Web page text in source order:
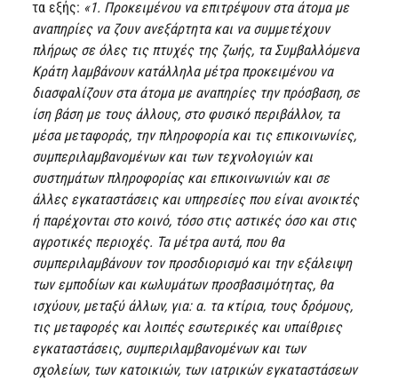
τα εξής: «1. Προκειμένου να επιτρέψουν στα άτομα με
αναπηρίες να ζουν ανεξάρτητα και να συμμετέχουν
πλήρως σε όλες τις πτυχές της ζωής, τα Συμβαλλόμενα
Κράτη λαμβάνουν κατάλληλα μέτρα προκειμένου να
διασφαλίζουν στα άτομα με αναπηρίες την πρόσβαση, σε
ίση βάση με τους άλλους, στο φυσικό περιβάλλον, τα
μέσα μεταφοράς, την πληροφορία και τις επικοινωνίες,
συμπεριλαμβανομένων και των τεχνολογιών και
συστημάτων πληροφορίας και επικοινωνιών και σε
άλλες εγκαταστάσεις και υπηρεσίες που είναι ανοικτές
ή παρέχονται στο κοινό, τόσο στις αστικές όσο και στις
αγροτικές περιοχές. Τα μέτρα αυτά, που θα
συμπεριλαμβάνουν τον προσδιορισμό και την εξάλειψη
των εμποδίων και κωλυμάτων προσβασιμότητας, θα
ισχύουν, μεταξύ άλλων, για: α. τα κτίρια, τους δρόμους,
τις μεταφορές και λοιπές εσωτερικές και υπαίθριες
εγκαταστάσεις, συμπεριλαμβανομένων και των
σχολείων, των κατοικιών, των ιατρικών εγκαταστάσεων